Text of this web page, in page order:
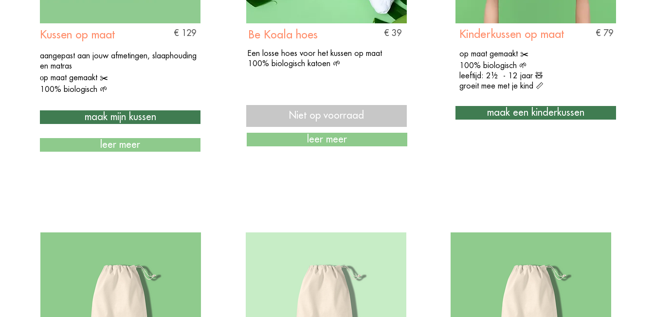
Kussen op maat
aangepast aan jouw afmetingen, slaaphouding
en matras
оp maat gemaakt ✂️
100% biologisch 🌱
€ 129
maak mijn kussen
leer meer
€ 39
Be Koala hoes
Een losse hoes voor het kussen op maat
100% biologisch katoen 🌱
Niet op voorraad
leer meer
Kinderkussen op maat
op maat gemaakt ✂️
100% biologisch 🌱
leeftijd: 2½ - 12 jaar 🧸
groeit mee met je kind 📏
€ 79
maak een kinderkussen